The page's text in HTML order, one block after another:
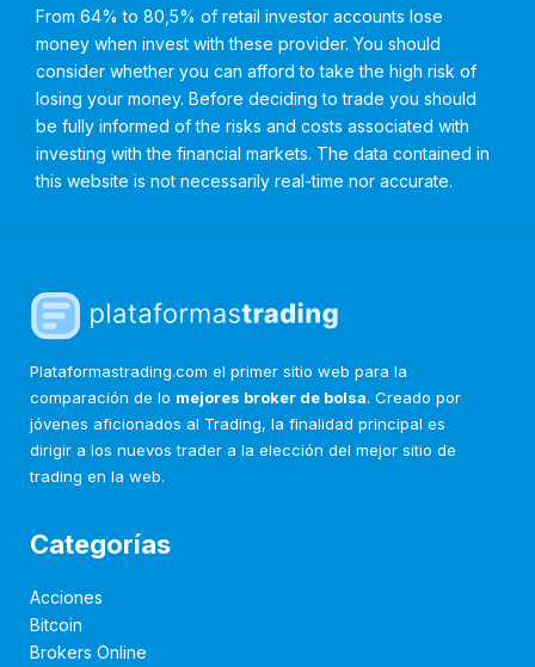
From 64% to 80,5% of retail investor accounts lose
money when invest with these provider. You should
consider whether you can afford to take the high risk of
losing your money. Before deciding to trade you should
be fully informed of the risks and costs associated with
investing with the financial markets. The data contained in
this website is not necessarily real-time nor accurate.
Plataformastrading.com el primer sitio web para la
comparación de lo mejores broker de bolsa. Creado por
jóvenes aficionados al Trading, la finalidad principal es
dirigir a los nuevos trader a la elección del mejor sitio de
trading en la web.
Categorías
Acciones
Bitcoin
Brokers Online